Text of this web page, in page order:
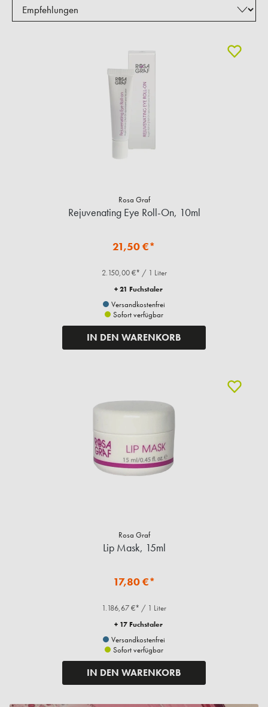
Rosa Graf
Rejuvenating Eye Roll-On, 10ml
21,50 €*
2.150,00 €* / 1 Liter
+ 21 Fuchstaler
Versandkostenfrei
Sofort verfügbar
IN DEN WARENKORB
Rosa Graf
Lip Mask, 15ml
17,80 €*
1.186,67 €* / 1 Liter
+ 17 Fuchstaler
Versandkostenfrei
Sofort verfügbar
IN DEN WARENKORB